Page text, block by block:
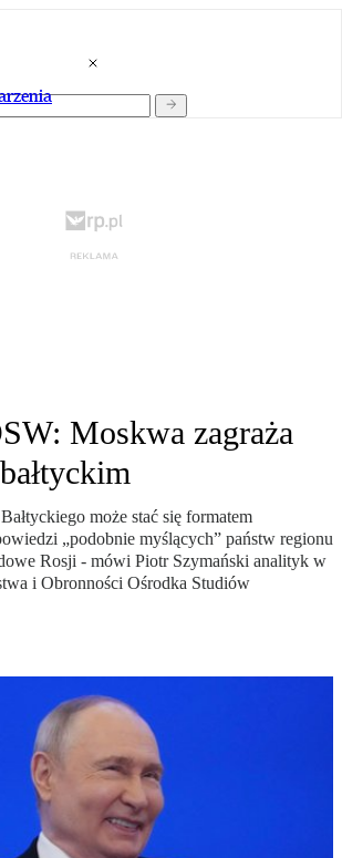
Moskwa zagraża
może stać się formatem
„podobnie myślących” państw regionu
Rosji - mówi Piotr Szymański analityk w
i Obronności Ośrodka Studiów